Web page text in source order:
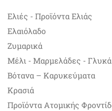
Ελιές - Προϊόντα Ελιάς
Ελαιόλαδο
Ζυμαρικά
Μέλι - Μαρμελάδες - Γλυκά
Βότανα – Καρυκεύματα
Κρασιά
Προϊόντα Ατομικής